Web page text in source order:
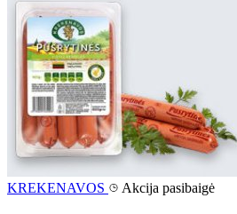
KREKENAVOS Akcija pasibaigė